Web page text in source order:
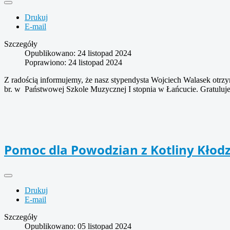
Drukuj
E-mail
Szczegóły
Opublikowano: 24 listopad 2024
Poprawiono: 24 listopad 2024
Z radością informujemy, że nasz stypendysta Wojciech Walasek
br. w Państwowej Szkole Muzycznej I stopnia w Łańcucie.
Pomoc dla Powodzian z Kotliny
Drukuj
E-mail
Szczegóły
Opublikowano: 05 listopad 2024